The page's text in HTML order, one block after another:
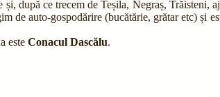
după ce trecem de Teșila, Negraș, Trăisteni,
de auto-gospodărire (bucătărie, grătar etc) și
este Conacul Dascălu.